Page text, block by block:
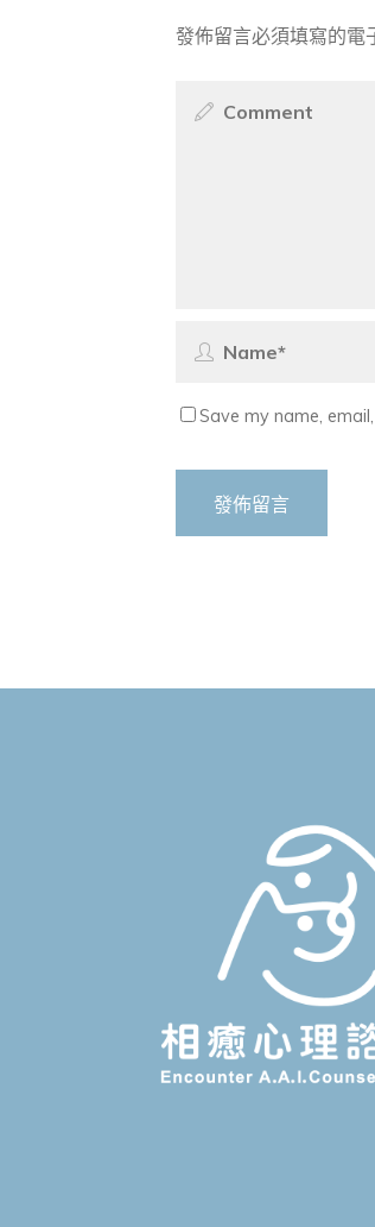
發佈留言必須填寫的電
Save my name,